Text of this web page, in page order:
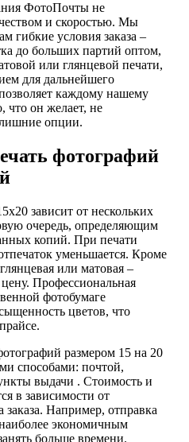
ФотоПочты не
и скоростью. Мы
гибкие условия заказа –
до больших партий оптом,
или глянцевой печати,
для дальнейшего
каждому нашему
что он желает, не
лишние опции.
фотографий
зависит от нескольких
очередь, определяющим
копий. При печати
уменьшается. Кроме
или матовая –
Профессиональная
фотобумаге
цветов, что
размером 15 на 20
способами: почтой,
выдачи . Стоимость и
в зависимости от
заказа. Например, отправка
экономичным
больше времени.